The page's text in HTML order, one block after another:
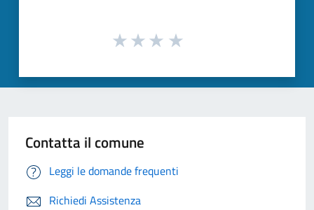
Contatta il comune
Leggi le domande frequenti
Richiedi Assistenza